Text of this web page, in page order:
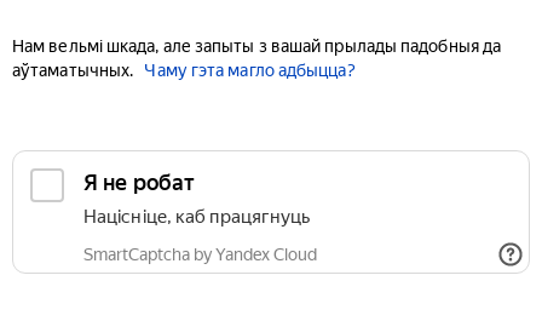
Нам вельмі шкада, але запыты з вашай прылады падобныя да
аўтаматычных.
Чаму гэта магло адбыцца?
Я не робат
Націсніце, каб працягнуць
SmartCaptcha by Yandex Cloud